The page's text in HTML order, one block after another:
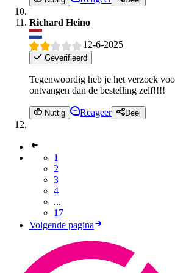
Richard Heino
12-6-2025
Geverifieerd
Tegenwoordig heb je het verzoek
ontvangen dan de bestelling zelf!!!!
Nuttig Reageer Deel
1
2
3
4
...
17
Volgende pagina